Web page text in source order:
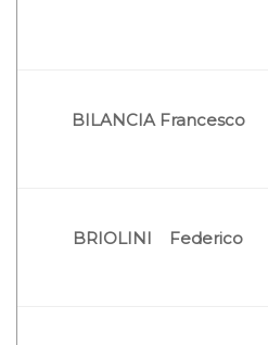
BILANCIA Francesco
BRIOLINI Federico